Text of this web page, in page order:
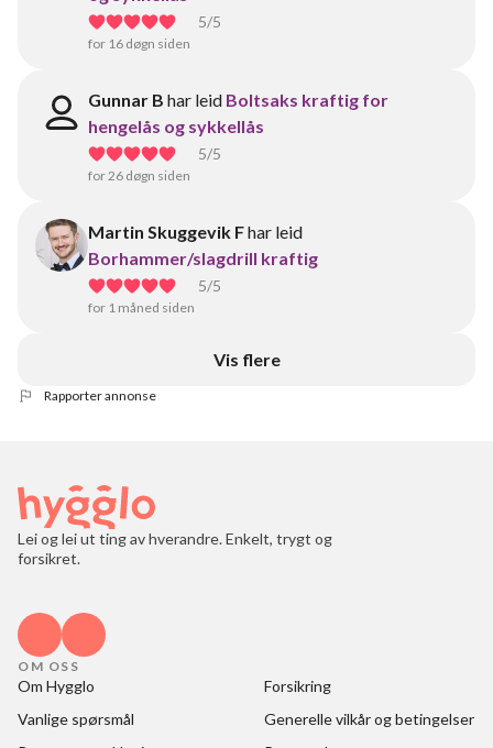
5/5
for 16 døgn siden
Gunnar B har leid Boltsaks kraftig for
hengelås og sykkellås
5/5
for 26 døgn siden
Martin Skuggevik Fhar leid
Borhammer/slagdrill kraftig
5/5
for 1 måned siden
Vis flere
Rapporter annonse
Lei og lei ut ting av hverandre. Enkelt, trygt og
forsikret.
OM OSS
Om Hygglo
Forsikring
Vanlige spørsmål
Generelle vilkår og betingelser